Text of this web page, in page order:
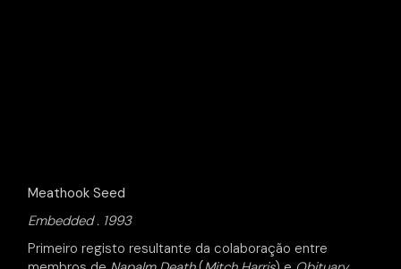
Meathook Seed
Embedded . 1993
Primeiro registo resultante da colaboração entre